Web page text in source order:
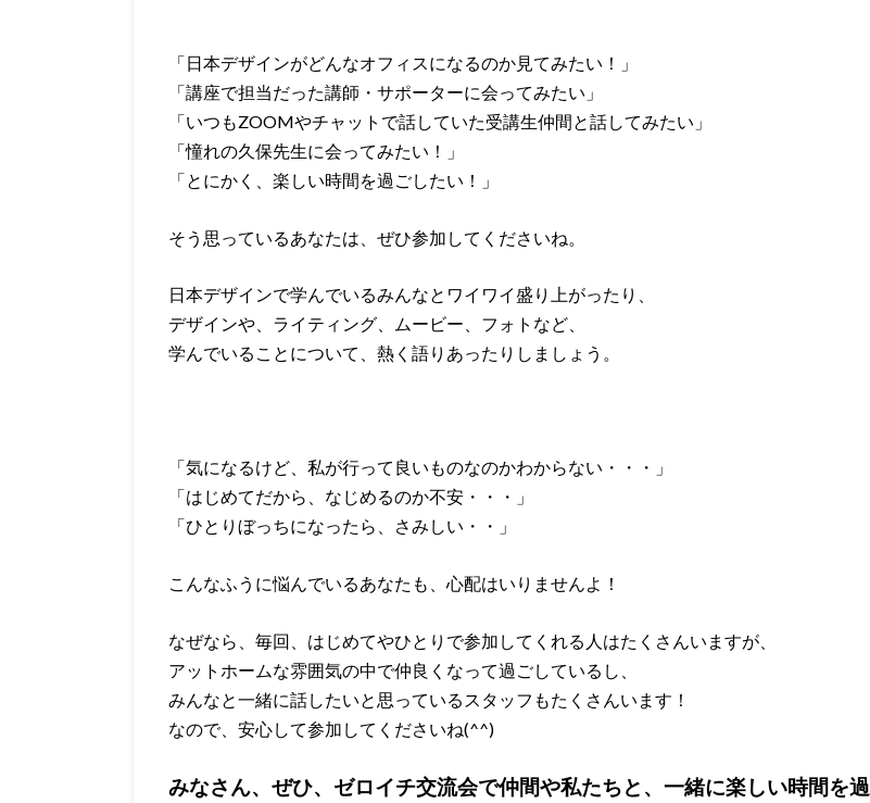
「日本デザインがどんなオフィスになるのか見てみたい！」
「講座で担当だった講師・サポーターに会ってみたい」
「いつもZOOMやチャットで話していた受講生仲間と話してみたい」
「憧れの久保先生に会ってみたい！」
「とにかく、楽しい時間を過ごしたい！」
そう思っているあなたは、ぜひ参加してくださいね。
日本デザインで学んでいるみんなとワイワイ盛り上がったり、
デザインや、ライティング、ムービー、フォトなど、
学んでいることについて、熱く語りあったりしましょう。
「気になるけど、私が行って良いものなのかわからない・・・」
「はじめてだから、なじめるのか不安・・・」
「ひとりぼっちになったら、さみしい・・」
こんなふうに悩んでいるあなたも、心配はいりませんよ！
なぜなら、毎回、はじめてやひとりで参加してくれる人はたくさんいますが、
アットホームな雰囲気の中で仲良くなって過ごしているし、
みんなと一緒に話したいと思っているスタッフもたくさんいます！
なので、安心して参加してくださいね(^^)
みなさん、ぜひ、ゼロイチ交流会で仲間や私たちと、一緒に楽しい時間を過